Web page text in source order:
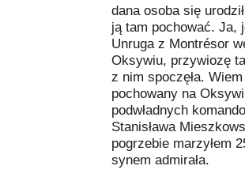
dana osoba się
ją tam pochować. Ja,
Unruga z Montrésor
Oksywiu, przywiozę
z nim spoczęła.
pochowany na
podwładnych
Stanisława
pogrzebie marzyłem
synem admirała.